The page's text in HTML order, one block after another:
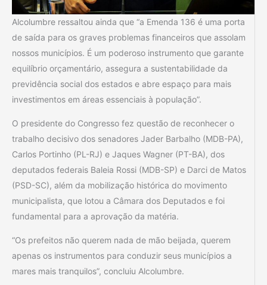
Alcolumbre ressaltou ainda que “a Emenda 136 é uma porta
de saída para os graves problemas financeiros que assolam
nossos municípios. É um poderoso instrumento que garante
equilíbrio orçamentário, assegura a sustentabilidade da
previdência social dos estados e abre espaço para mais
investimentos em áreas essenciais à população”.
O presidente do Congresso fez questão de reconhecer o
trabalho decisivo dos senadores Jader Barbalho (MDB-PA),
Carlos Portinho (PL-RJ) e Jaques Wagner (PT-BA), dos
deputados federais Baleia Rossi (MDB-SP) e Darci de Matos
(PSD-SC), além da mobilização histórica do movimento
municipalista, que lotou a Câmara dos Deputados e foi
fundamental para a aprovação da matéria.
“Os prefeitos não querem nada de mão beijada, querem
apenas os instrumentos para conduzir seus municípios a
mares mais tranquilos”, concluiu Alcolumbre.